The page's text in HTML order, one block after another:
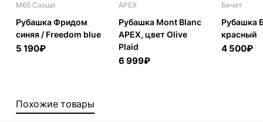
M65 Casual
Рубашка Фридом
синяя / Freedom blue
5 190₽
APEX
Рубашка Mont Blanc
APEX, цвет Olive
Plaid
6 999₽
Бечет
Рубашка
красный
4 500₽
Похожие товары